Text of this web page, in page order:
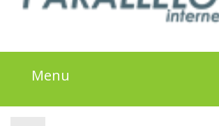
Menu